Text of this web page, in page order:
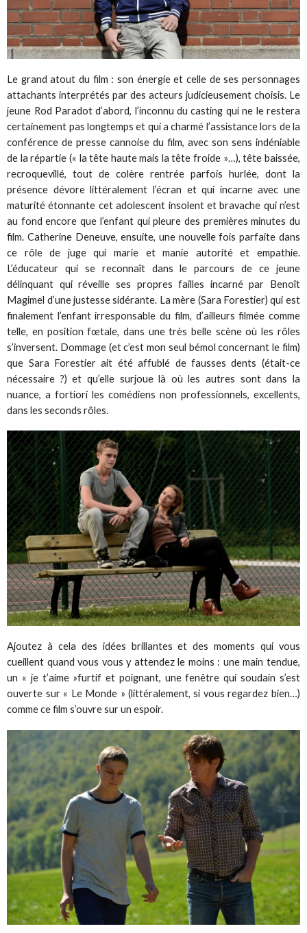
Le grand atout du film : son énergie et celle de ses personnages
attachants interprétés par des acteurs judicieusement choisis. Le
jeune Rod Paradot d’abord, l’inconnu du casting qui ne le restera
certainement pas longtemps et qui a charmé l’assistance lors de la
conférence de presse cannoise du film, avec son sens indéniable
de la répartie (« la tête haute mais la tête froide »…), tête baissée,
recroquevillé, tout de colère rentrée parfois hurlée, dont la
présence dévore littéralement l’écran et qui incarne avec une
maturité étonnante cet adolescent insolent et bravache qui n’est
au fond encore que l’enfant qui pleure des premières minutes du
film. Catherine Deneuve, ensuite, une nouvelle fois parfaite dans
ce rôle de juge qui marie et manie autorité et empathie.
L’éducateur qui se reconnaît dans le parcours de ce jeune
délinquant qui réveille ses propres failles incarné par Benoît
Magimel d’une justesse sidérante. La mère (Sara Forestier) qui est
finalement l’enfant irresponsable du film, d’ailleurs filmée comme
telle, en position fœtale, dans une très belle scène où les rôles
s’inversent. Dommage (et c’est mon seul bémol concernant le film)
que Sara Forestier ait été affublé de fausses dents (était-ce
nécessaire ?) et qu’elle surjoue là où les autres sont dans la
nuance, a fortiori les comédiens non professionnels, excellents,
dans les seconds rôles.
Ajoutez à cela des idées brillantes et des moments qui vous
cueillent quand vous vous y attendez le moins : une main tendue,
un « je t’aime »furtif et poignant, une fenêtre qui soudain s’est
ouverte sur « Le Monde » (littéralement, si vous regardez bien…)
comme ce film s’ouvre sur un espoir.